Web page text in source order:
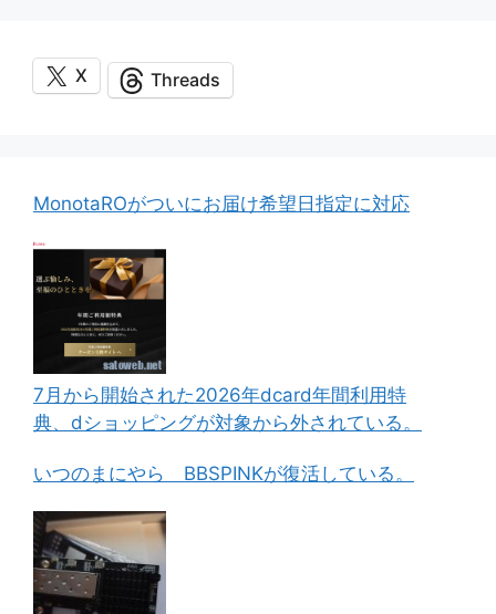
X Threads
MonotaROがついにお届け希望日指定に対応
7月から開始された2026年dcard年間利用特
典、dショッピングが対象から外されている。
いつのまにやら BBSPINKが復活している。